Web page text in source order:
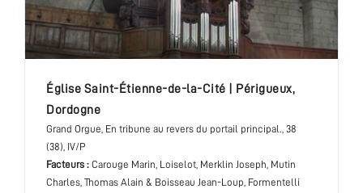
église Saint-Étienne-de-la-Cité Périgueux,
Dordogne
Grand Orgue, En tribune au revers du portail principal., 38
(38), IV/P
Facteurs : Carouge Marin, Loiselot, Merklin Joseph, Mutin
Charles, Thomas Alain & Boisseau Jean-Loup, Formentelli